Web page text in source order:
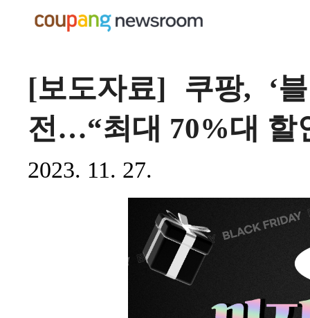
[보도자료] 쿠팡, ‘
전…“최대 70%대 할
2023. 11. 27.